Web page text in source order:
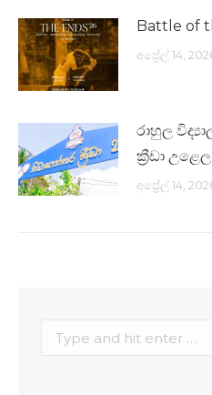
Battle of
අප්‍රේල් 14,
රාහුල
ක්‍රීඩා
අප්‍රේල් 14,